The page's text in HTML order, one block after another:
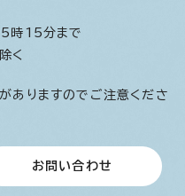
時15分まで
く
ありますのでご注意くださ
お問い合わせ